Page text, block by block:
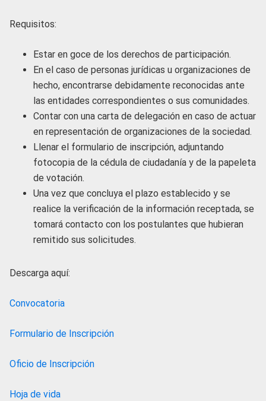
Requisitos:
Estar en goce de los derechos de participación.
En el caso de personas jurídicas u organizaciones de
hecho, encontrarse debidamente reconocidas ante
las entidades correspondientes o sus comunidades.
Contar con una carta de delegación en caso de actuar
en representación de organizaciones de la sociedad.
Llenar el formulario de inscripción, adjuntando
fotocopia de la cédula de ciudadanía y de la papeleta
de votación.
Una vez que concluya el plazo establecido y se
realice la verificación de la información receptada, se
tomará contacto con los postulantes que hubieran
remitido sus solicitudes.
Descarga aquí:
Convocatoria
Formulario de Inscripción
Oficio de Inscripción
Hoja de vida